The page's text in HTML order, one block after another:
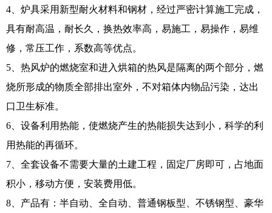
4、炉具采用新型耐火材料和钢材，经过严密计算施工完成，
具有耐高温，耐长久，换热效率高，易施工，易操作，易维
修，常压工作，系数高等优点。
5、热风炉的燃烧室和进入烘箱的热风是隔离的两个部分，燃
烧所形成的物质全部排出室外，不对箱体内物品污染，达出
口卫生标准。
6、设备利用热能，使燃烧产生的热能损失达到小，科学的利
用热能的再循环。
7、全套设备不需要大量的土建工程，固定厂房即可，占地面
积小，移动方便，安装费用低。
8、产品有：半自动、全自动、普通钢板型、不锈钢型、豪华